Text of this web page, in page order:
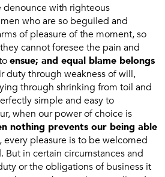
with righteous
who are so beguiled and
of pleasure of the moment, so
cannot foresee the pain and
ensue; and equal blame belongs
duty through weakness of will,
through shrinking from toil and
simple and easy to
when our power of choice is
nothing prevents our being able
pleasure is to be welcomed
But in certain circumstances and
or the obligations of business it